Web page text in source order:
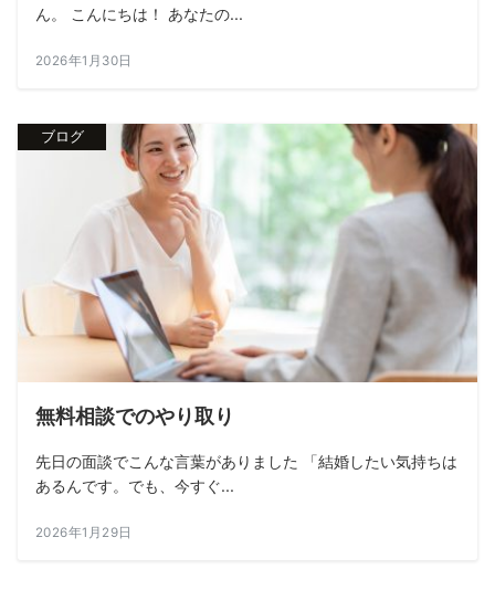
ん。 こんにちは！ あなたの...
2026年1月30日
ブログ
無料相談でのやり取り
先日の面談でこんな言葉がありました 「結婚したい気持ちは
あるんです。でも、今すぐ...
2026年1月29日